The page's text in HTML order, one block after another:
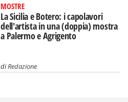
MOSTRE
La Sicilia e Botero: i capolavori
dell'artista in una (doppia) mostra
a Palermo e Agrigento
diRedazione